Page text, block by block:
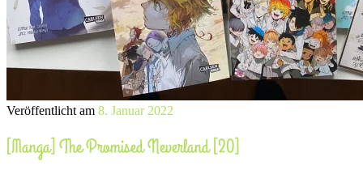
Veröffentlicht am 8. Januar 2022
[Manga] The Promised Neverland [20]